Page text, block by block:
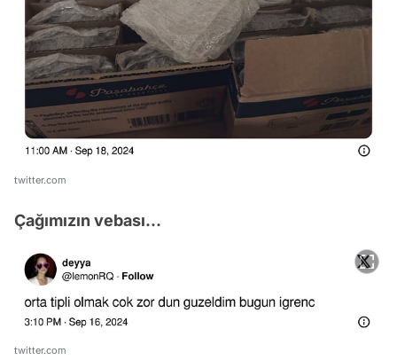
twitter.com
Çağımızın vebası...
twitter.com